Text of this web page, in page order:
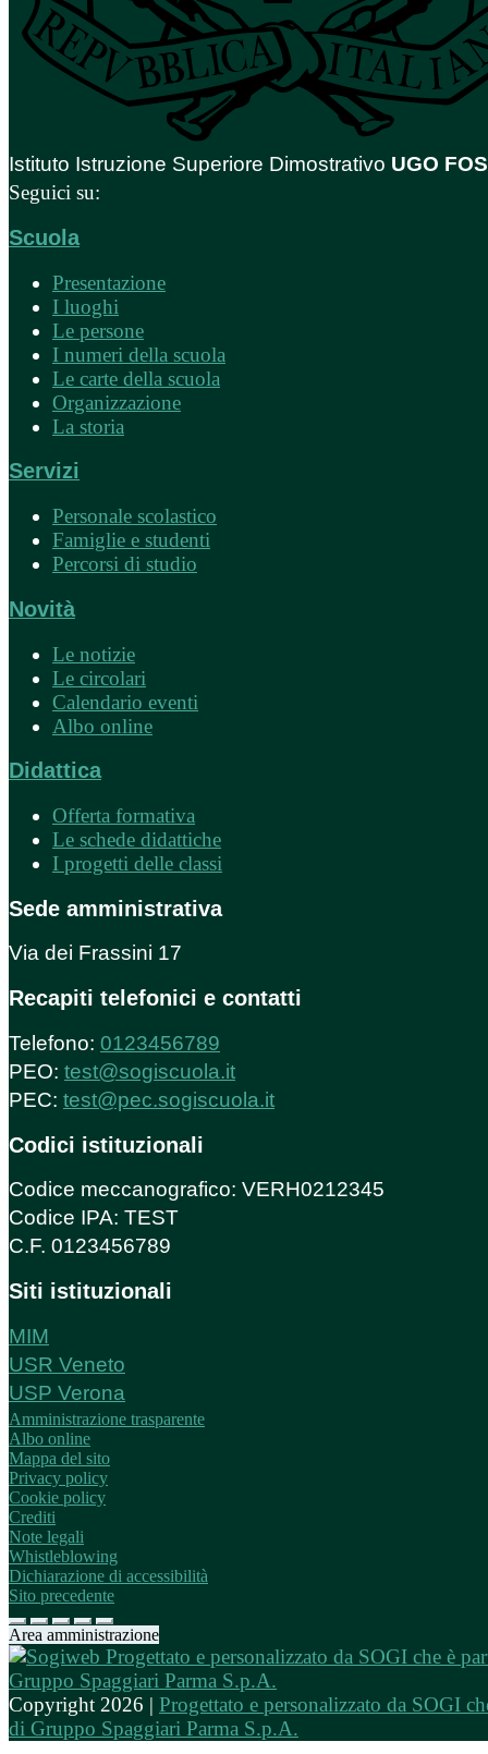
Istituto Istruzione Superiore Dimostrativo UGO
Seguici su:
Scuola
Presentazione
I luoghi
Le persone
I numeri della scuola
Le carte della scuola
Organizzazione
La storia
Servizi
Personale scolastico
Famiglie e studenti
Percorsi di studio
Novità
Le notizie
Le circolari
Calendario eventi
Albo online
Didattica
Offerta formativa
Le schede didattiche
I progetti delle classi
Sede amministrativa
Via dei Frassini 17
Recapiti telefonici e contatti
Telefono: 0123456789
PEO: test@sogiscuola.it
PEC: test@pec.sogiscuola.it
Codici istituzionali
Codice meccanografico: VERH0212345
Codice IPA: TEST
C.F. 0123456789
Siti istituzionali
MIM
USR Veneto
USP Verona
Amministrazione trasparente
Albo online
Mappa del sito
Privacy policy
Cookie policy
Crediti
Note legali
Whistleblowing
Dichiarazione di accessibilità
Sito precedente
Area amministrazione
Copyright 2026 | Progettato e personalizzato da SOGI
di Gruppo Spaggiari Parma S.p.A.